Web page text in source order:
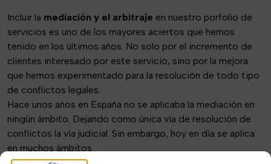
Incluir la mediación y el arbitraje en nuestro porfolio de
servicios es uno de los mayores aciertos que hemos
tenido en los últimos años. No solo por el incremento de
clientes interesado por este servicio, sino por la mejora
que hemos experimentado para la resolución de todo tipo
de conflictos legales.
Hace unos años en España no se aplicaba la mediación en
ningún ámbito. Dejando como única vía de resolución de
conflictos la vía judicial. Sin embargo, hoy en día se aplica
en muchos ámbitos.